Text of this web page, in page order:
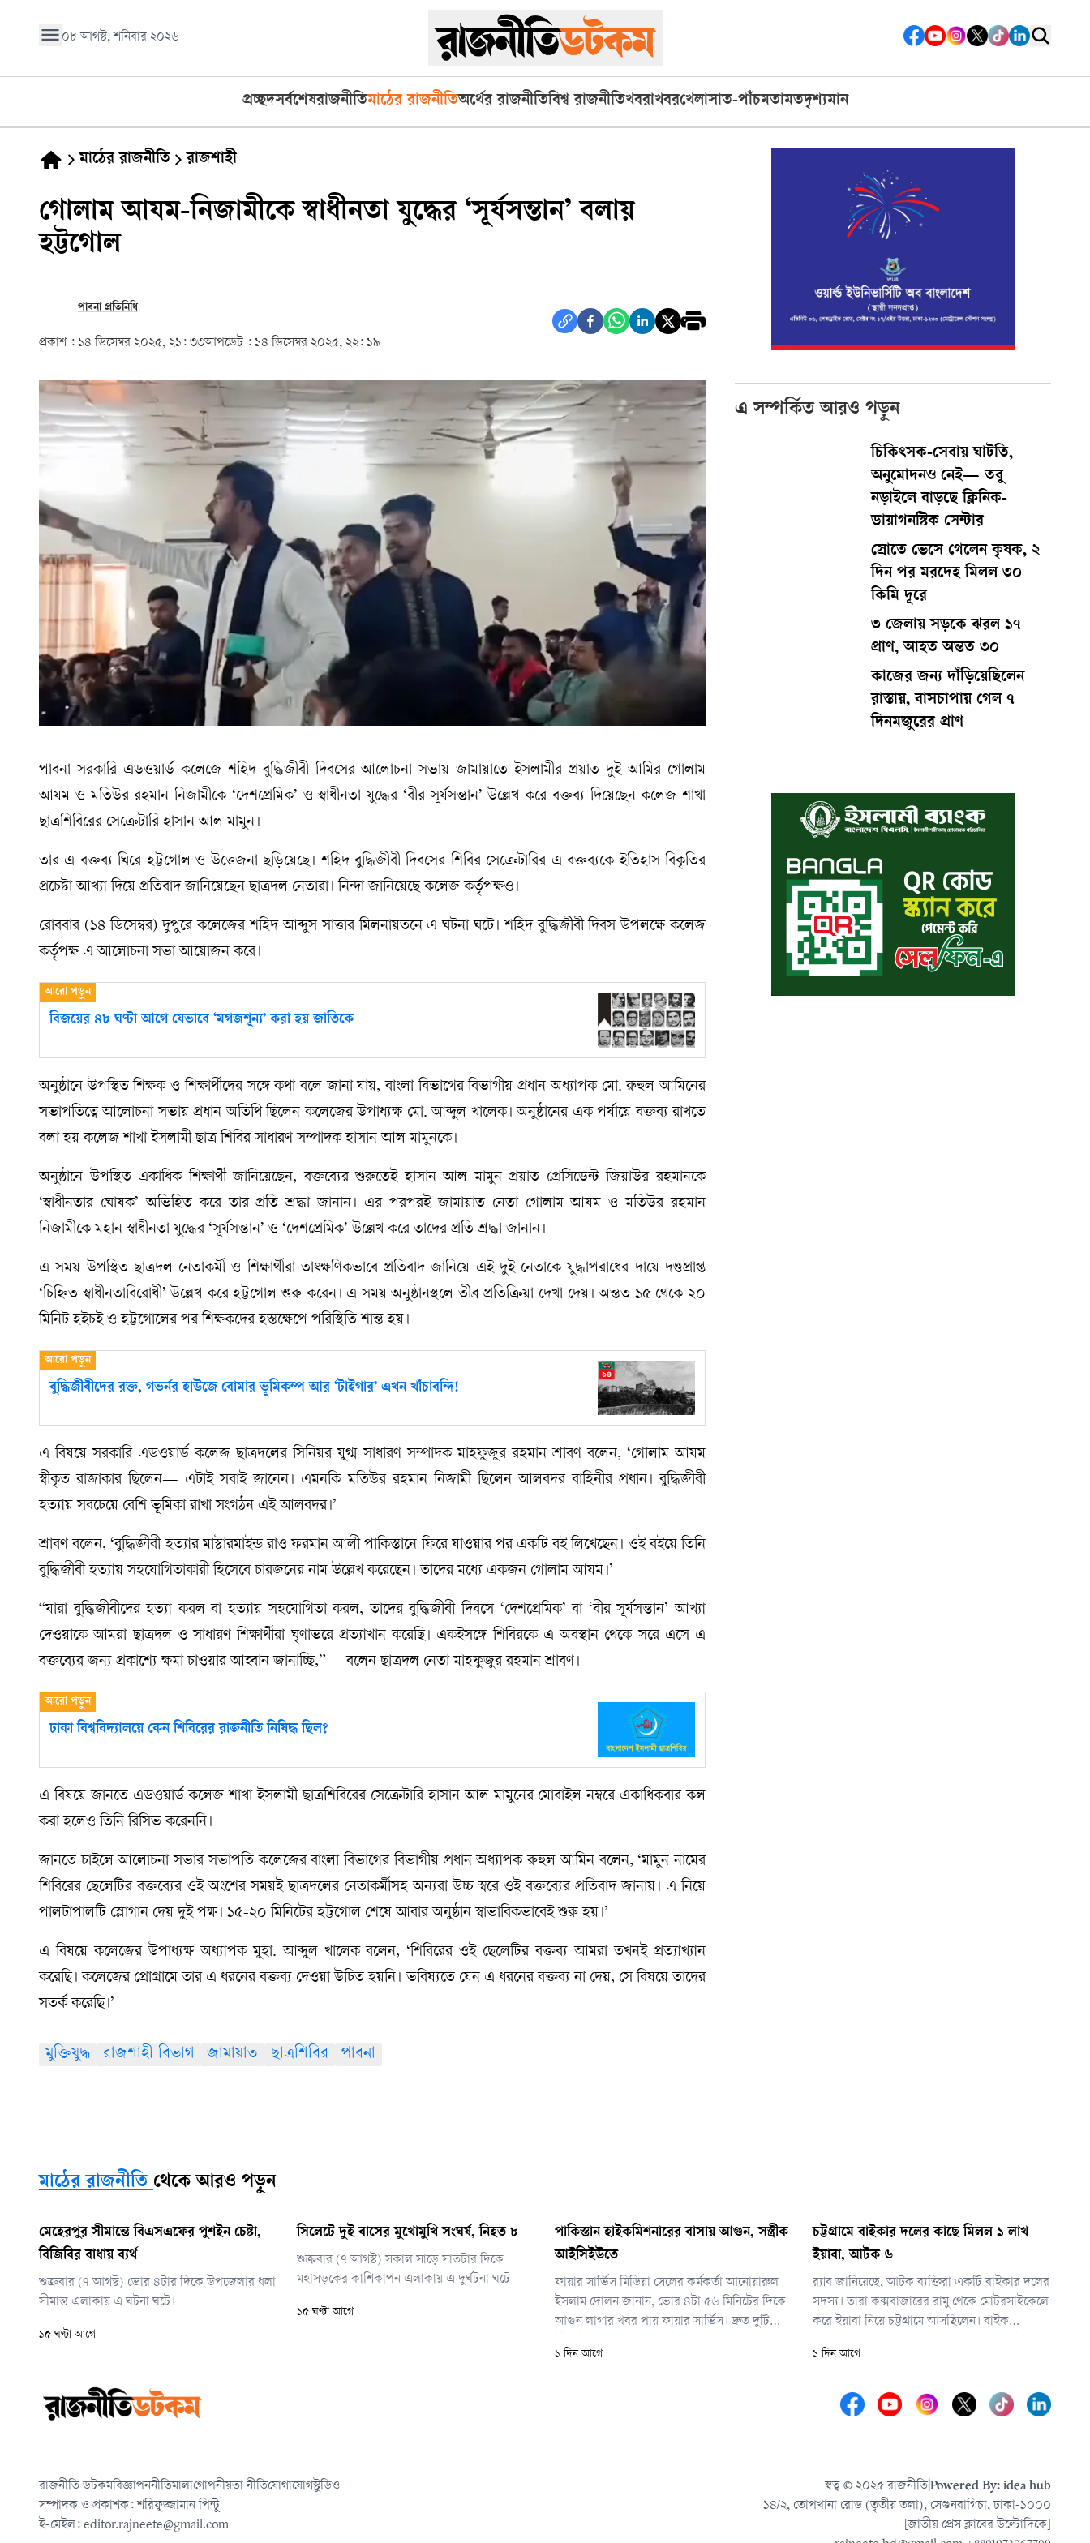
০৮ আগস্ট, শনিবার ২০২৬
প্রচ্ছদসর্বশেষরাজনীতিমাঠের রাজনীতিঅর্থের রাজনীতিবিশ্ব রাজনীতিখবরাখবরখেলাসাত-পাঁচমতামতদৃশ্যমান
মাঠের রাজনীতি রাজশাহী
গোলাম আযম-নিজামীকে স্বাধীনতা যুদ্ধের ‘সূর্যসন্তান’ বলায়
হট্টগোল
পাবনা প্রতিনিধি
প্রকাশ : ১৪ ডিসেম্বর ২০২৫, ২১: ৩৩আপডেট : ১৪ ডিসেম্বর ২০২৫, ২২: ১৯
পাবনা সরকারি এডওয়ার্ড কলেজে শহিদ বুদ্ধিজীবী দিবসের আলোচনা সভায় জামায়াতে ইসলামীর প্রয়াত দুই আমির গোলাম
আযম ও মতিউর রহমান নিজামীকে ‌‘দেশপ্রেমিক’ ও স্বাধীনতা যুদ্ধের ‘বীর সূর্যসন্তান’ উল্লেখ করে বক্তব্য দিয়েছেন কলেজ শাখা
ছাত্রশিবিরের সেক্রেটারি হাসান আল মামুন।
তার এ বক্তব্য ঘিরে হট্টগোল ও উত্তেজনা ছড়িয়েছে। শহিদ বুদ্ধিজীবী দিবসের শিবির সেক্রেটারির এ বক্তব্যকে ইতিহাস বিকৃতির
প্রচেষ্টা আখ্যা দিয়ে প্রতিবাদ জানিয়েছেন ছাত্রদল নেতারা। নিন্দা জানিয়েছে কলেজ কর্তৃপক্ষও।
রোববার (১৪ ডিসেম্বর) দুপুরে কলেজের শহিদ আব্দুস সাত্তার মিলনায়তনে এ ঘটনা ঘটে। শহিদ বুদ্ধিজীবী দিবস উপলক্ষে কলেজ
কর্তৃপক্ষ এ আলোচনা সভা আয়োজন করে।
বিজয়ের ৪৮ ঘণ্টা আগে যেভাবে ‘মগজশূন্য’ করা হয় জাতিকে
অনুষ্ঠানে উপস্থিত শিক্ষক ও শিক্ষার্থীদের সঙ্গে কথা বলে জানা যায়, বাংলা বিভাগের বিভাগীয় প্রধান অধ্যাপক মো. রুহুল আমিনের
সভাপতিত্বে আলোচনা সভায় প্রধান অতিথি ছিলেন কলেজের উপাধ্যক্ষ মো. আব্দুল খালেক। অনুষ্ঠানের এক পর্যায়ে বক্তব্য রাখতে
বলা হয় কলেজ শাখা ইসলামী ছাত্র শিবির সাধারণ সম্পাদক হাসান আল মামুনকে।
অনুষ্ঠানে উপস্থিত একাধিক শিক্ষার্থী জানিয়েছেন, বক্তব্যের শুরুতেই হাসান আল মামুন প্রয়াত প্রেসিডেন্ট জিয়াউর রহমানকে
‘স্বাধীনতার ঘোষক’ অভিহিত করে তার প্রতি শ্রদ্ধা জানান। এর পরপরই জামায়াত নেতা গোলাম আযম ও মতিউর রহমান
নিজামীকে মহান স্বাধীনতা যুদ্ধের ‘সূর্যসন্তান’ ও ‘দেশপ্রেমিক’ উল্লেখ করে তাদের প্রতি শ্রদ্ধা জানান।
এ সময় উপস্থিত ছাত্রদল নেতাকর্মী ও শিক্ষার্থীরা তাৎক্ষণিকভাবে প্রতিবাদ জানিয়ে এই দুই নেতাকে যুদ্ধাপরাধের দায়ে দণ্ডপ্রাপ্ত
‘চিহ্নিত স্বাধীনতাবিরোধী’ উল্লেখ করে হট্টগোল শুরু করেন। এ সময় অনুষ্ঠানস্থলে তীব্র প্রতিক্রিয়া দেখা দেয়। অন্তত ১৫ থেকে ২০
মিনিট হইচই ও হট্টগোলের পর শিক্ষকদের হস্তক্ষেপে পরিস্থিতি শান্ত হয়।
বুদ্ধিজীবীদের রক্ত, গভর্নর হাউজে বোমার ভূমিকম্প আর ‘টাইগার’ এখন খাঁচাবন্দি!
এ বিষয়ে সরকারি এডওয়ার্ড কলেজ ছাত্রদলের সিনিয়র যুগ্ম সাধারণ সম্পাদক মাহফুজুর রহমান শ্রাবণ বলেন, ‘গোলাম আযম
স্বীকৃত রাজাকার ছিলেন— এটাই সবাই জানেন। এমনকি মতিউর রহমান নিজামী ছিলেন আলবদর বাহিনীর প্রধান। বুদ্ধিজীবী
হত্যায় সবচেয়ে বেশি ভূমিকা রাখা সংগঠন এই আলবদর।’
শ্রাবণ বলেন, ‘বুদ্ধিজীবী হত্যার মাস্টারমাইন্ড রাও ফরমান আলী পাকিস্তানে ফিরে যাওয়ার পর একটি বই লিখেছেন। ওই বইয়ে তিনি
বুদ্ধিজীবী হত্যায় সহযোগিতাকারী হিসেবে চারজনের নাম উল্লেখ করেছেন। তাদের মধ্যে একজন গোলাম আযম।’
“যারা বুদ্ধিজীবীদের হত্যা করল বা হত্যায় সহযোগিতা করল, তাদের বুদ্ধিজীবী দিবসে ‘দেশপ্রেমিক’ বা ‘বীর সূর্যসন্তান’ আখ্যা
দেওয়াকে আমরা ছাত্রদল ও সাধারণ শিক্ষার্থীরা ঘৃণাভরে প্রত্যাখান করেছি। একইসঙ্গে শিবিরকে এ অবস্থান থেকে সরে এসে এ
বক্তব্যের জন্য প্রকাশ্যে ক্ষমা চাওয়ার আহ্বান জানাচ্ছি,”— বলেন ছাত্রদল নেতা মাহফুজুর রহমান শ্রাবণ।
ঢাকা বিশ্ববিদ্যালয়ে কেন শিবিরের রাজনীতি নিষিদ্ধ ছিল?
এ বিষয়ে জানতে এডওয়ার্ড কলেজ শাখা ইসলামী ছাত্রশিবিরের সেক্রেটারি হাসান আল মামুনের মোবাইল নম্বরে একাধিকবার কল
করা হলেও তিনি রিসিভ করেননি।
জানতে চাইলে আলোচনা সভার সভাপতি কলেজের বাংলা বিভাগের বিভাগীয় প্রধান অধ্যাপক রুহুল আমিন বলেন, ‘মামুন নামের
শিবিরের ছেলেটির বক্তব্যের ওই অংশের সময়ই ছাত্রদলের নেতাকর্মীসহ অন্যরা উচ্চ স্বরে ওই বক্তব্যের প্রতিবাদ জানায়। এ নিয়ে
পালটাপালটি স্লোগান দেয় দুই পক্ষ। ১৫-২০ মিনিটের হট্টগোল শেষে আবার অনুষ্ঠান স্বাভাবিকভাবেই শুরু হয়।’
এ বিষয়ে কলেজের উপাধ্যক্ষ অধ্যাপক মুহা. আব্দুল খালেক বলেন, ‘শিবিরের ওই ছেলেটির বক্তব্য আমরা তখনই প্রত্যাখ্যান
করেছি। কলেজের প্রোগ্রামে তার এ ধরনের বক্তব্য দেওয়া উচিত হয়নি। ভবিষ্যতে যেন এ ধরনের বক্তব্য না দেয়, সে বিষয়ে তাদের
সতর্ক করেছি।’
মুক্তিযুদ্ধ রাজশাহী বিভাগ জামায়াত ছাত্রশিবির পাবনা
এ সম্পর্কিত আরও পড়ুন
চিকিৎসক-সেবায় ঘাটতি,
অনুমোদনও নেই— তবু
নড়াইলে বাড়ছে ক্লিনিক-
ডায়াগনস্টিক সেন্টার
স্রোতে ভেসে গেলেন কৃষক, ২
দিন পর মরদেহ মিলল ৩০
কিমি দূরে
৩ জেলায় সড়কে ঝরল ১৭
প্রাণ, আহত অন্তত ৩০
কাজের জন্য দাঁড়িয়েছিলেন
রাস্তায়, বাসচাপায় গেল ৭
দিনমজুরের প্রাণ
মাঠের রাজনীতি থেকে আরও পড়ুন
মেহেরপুর সীমান্তে বিএসএফের পুশইন চেষ্টা,
বিজিবির বাধায় ব্যর্থ
শুক্রবার (৭ আগস্ট) ভোর ৪টার দিকে উপজেলার ধলা
সীমান্ত এলাকায় এ ঘটনা ঘটে।
১৫ ঘণ্টা আগে
সিলেটে দুই বাসের মুখোমুখি সংঘর্ষ, নিহত ৮
শুক্রবার (৭ আগস্ট) সকাল সাড়ে সাতটার দিকে
মহাসড়কের কাশিকাপন এলাকায় এ দুর্ঘটনা ঘটে
১৫ ঘণ্টা আগে
পাকিস্তান হাইকমিশনারের বাসায় আগুন, সস্ত্রীক
আইসিইউতে
ফায়ার সার্ভিস মিডিয়া সেলের কর্মকর্তা আনোয়ারুল
ইসলাম দোলন জানান, ভোর ৪টা ৫৬ মিনিটের দিকে
আগুন লাগার খবর পায় ফায়ার সার্ভিস। দ্রুত দুটি
নিয়ন্ত্রণে আনে। আগুন পুরোপুরি নেভানো সম্ভব হয়
১ দিন আগে
চট্টগ্রামে বাইকার দলের কাছে মিলল ১ লাখ
ইয়াবা, আটক ৬
র‌্যাব জানিয়েছে, আটক ব্যক্তিরা একটি বাইকার দলের
সদস্য। তারা কক্সবাজারের রামু থেকে মোটরসাইকেলে
করে ইয়াবা নিয়ে চট্টগ্রামে আসছিলেন। বাইক
পাচার করে আসছিলেন।
১ দিন আগে
রাজনীতি ডটকমবিজ্ঞাপননীতিমালাগোপনীয়তা নীতিযোগাযোগস্টুডিও
সম্পাদক ও প্রকাশক: শরিফুজ্জামান পিন্টু
ই-মেইল: editor.rajneete@gmail.com
স্বত্ব © ২০২৫ রাজনীতিPowered By: idea hub
১৪/২, তোপখানা রোড (তৃতীয় তলা), সেগুনবাগিচা, ঢাকা-১০০০
[জাতীয় প্রেস ক্লাবের উল্টোদিকে]